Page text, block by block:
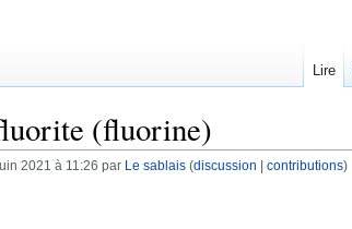
(fluorine)
2021 à 11:26 par Le sablais (discussion contributions)
Lire